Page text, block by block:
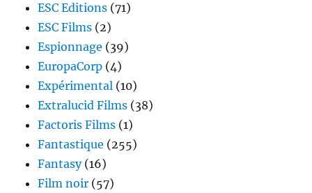
ESC Editions (71)
ESC Films (2)
Espionnage (39)
EuropaCorp (4)
Expérimental (10)
Extralucid Films (38)
Factoris Films (1)
Fantastique (255)
Fantasy(16)
Film noir (57)